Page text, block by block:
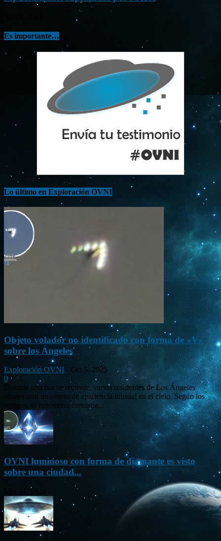
Jul 23, 2015
Es importante…
Lo último en Exploración OVNI
Objeto volador no identificado con forma de «V»
sobre los Ángeles
Exploración OVNI - Oct 5, 2025
0
Durante una noche reciente, varios residentes de Los Ángeles
observaron un objeto de apariencia inusual en el cielo. Según los
testigos, el fenómeno consistía...
OVNI luminoso con forma de diamante es visto
sobre una ciudad...
Mar 31, 2024